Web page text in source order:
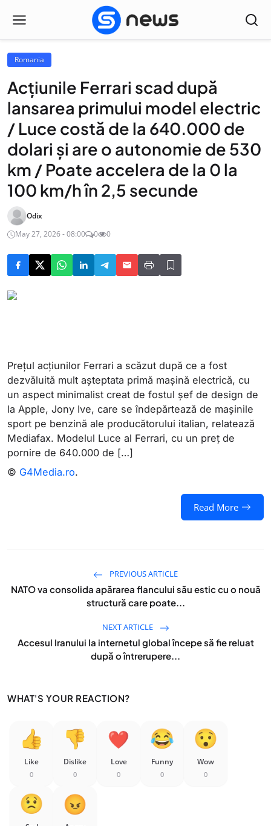
Romania
Acțiunile Ferrari scad după
lansarea primului model electric
/ Luce costă de la 640.000 de
dolari și are o autonomie de 530
km / Poate accelera de la 0 la
100 km/h în 2,5 secunde
Odix
May 27, 2026 - 08:00
0 0
Prețul acțiunilor Ferrari a scăzut după ce a fost
dezvăluită mult așteptata primă mașină electrică, cu
un aspect minimalist creat de fostul șef de design de
la Apple, Jony Ive, care se îndepărtează de mașinile
sport pe benzină ale producătorului italian, relatează
Mediafax. Modelul Luce al Ferrari, cu un preț de
pornire de 640.000 de […]
© G4Media.ro.
Read More
PREVIOUS ARTICLE
NATO va consolida apărarea flancului său estic cu o nouă
structură care poate...
NEXT ARTICLE
Accesul Iranului la internetul global începe să fie reluat
după o întrerupere...
WHAT'S YOUR REACTION?
Like
0
Dislike
0
Love
0
Funny
0
Wow
0